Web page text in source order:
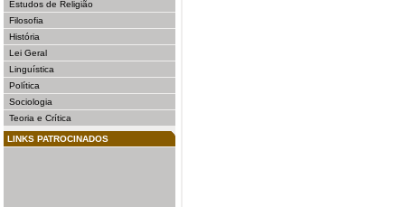
Estudos de Religião
Filosofia
História
Lei Geral
Linguística
Política
Sociologia
Teoria e Crítica
LINKS PATROCINADOS